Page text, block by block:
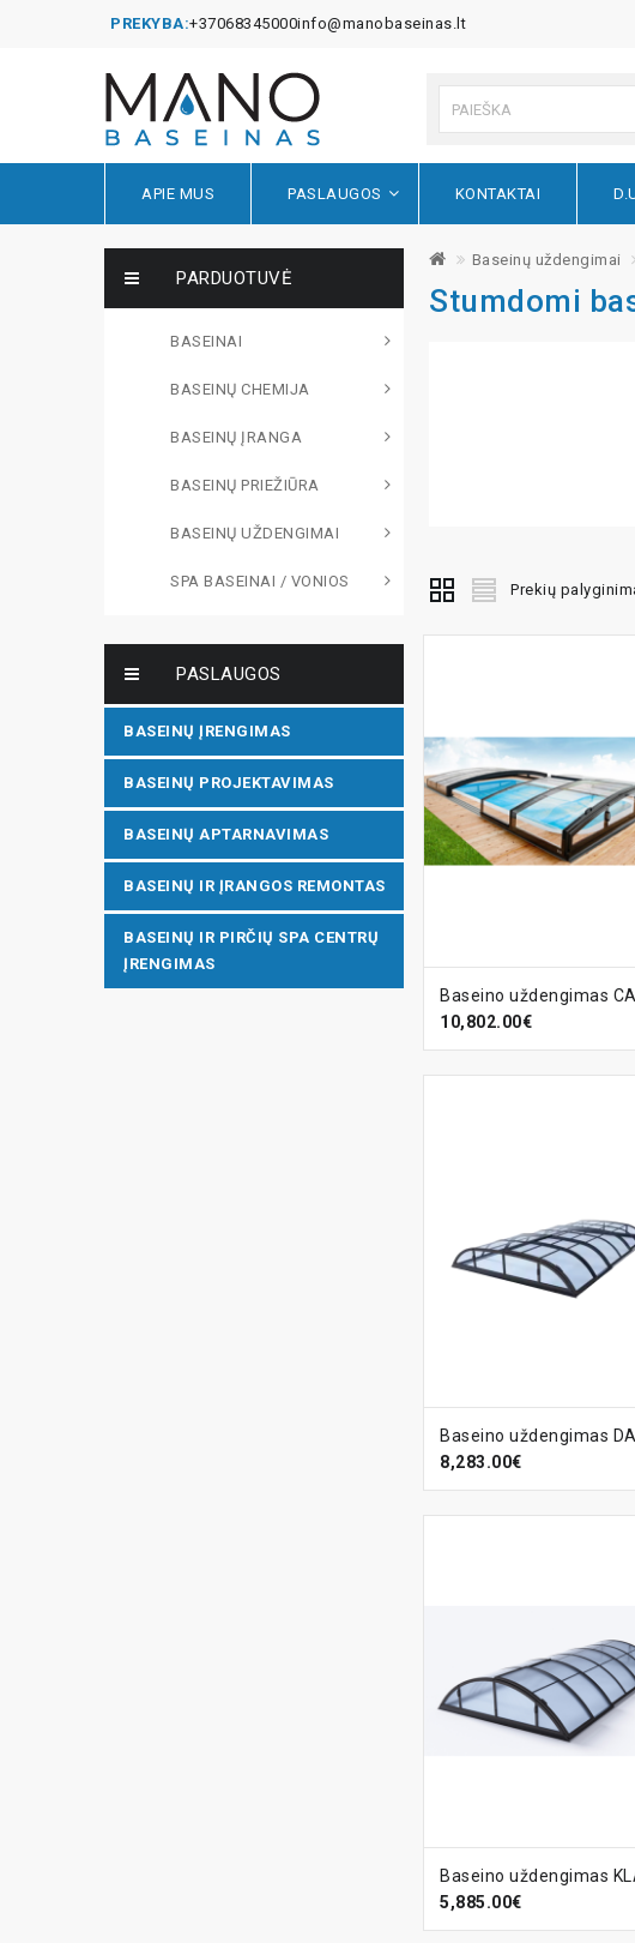
PREKYBA:+37068345000info@manobaseinas.lt
APIE MUS PASLAUGOS KONTAKTAI
PARDUOTUVĖ
BASEINAI
BASEINŲ CHEMIJA
BASEINŲ ĮRANGA
BASEINŲ PRIEŽIŪRA
BASEINŲ UŽDENGIMAI
SPA BASEINAI / VONIOS
PASLAUGOS
BASEINŲ ĮRENGIMAS
BASEINŲ PROJEKTAVIMAS
BASEINŲ APTARNAVIMAS
BASEINŲ IR ĮRANGOS REMONTAS
BASEINŲ IR PIRČIŲ SPA CENTRŲ
ĮRENGIMAS
Baseinų uždengimai
Stumdomi
Prekių
Į KREPŠELĮ
10,802.00€
Į KREPŠELĮ
8,283.00€
Į KREPŠELĮ
5,885.00€